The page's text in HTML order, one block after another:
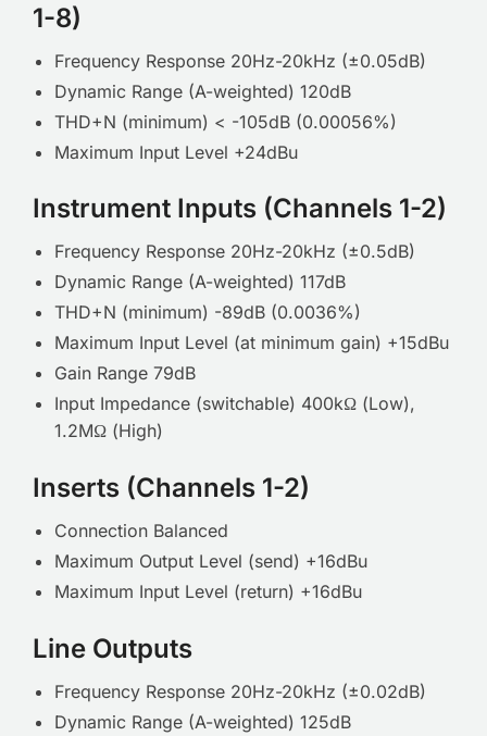
1-8)
Frequency Response 20Hz-20kHz (±0.05dB)
Dynamic Range (A-weighted) 120dB
THD+N (minimum) < -105dB (0.00056%)
Maximum Input Level +24dBu
Instrument Inputs (Channels 1-2)
Frequency Response 20Hz-20kHz (±0.5dB)
Dynamic Range (A-weighted) 117dB
THD+N (minimum) -89dB (0.0036%)
Maximum Input Level (at minimum gain) +15dBu
Gain Range 79dB
Input Impedance (switchable) 400kΩ (Low),
1.2MΩ (High)
Inserts (Channels 1-2)
Connection Balanced
Maximum Output Level (send) +16dBu
Maximum Input Level (return) +16dBu
Line Outputs
Frequency Response 20Hz-20kHz (±0.02dB)
Dynamic Range (A-weighted) 125dB